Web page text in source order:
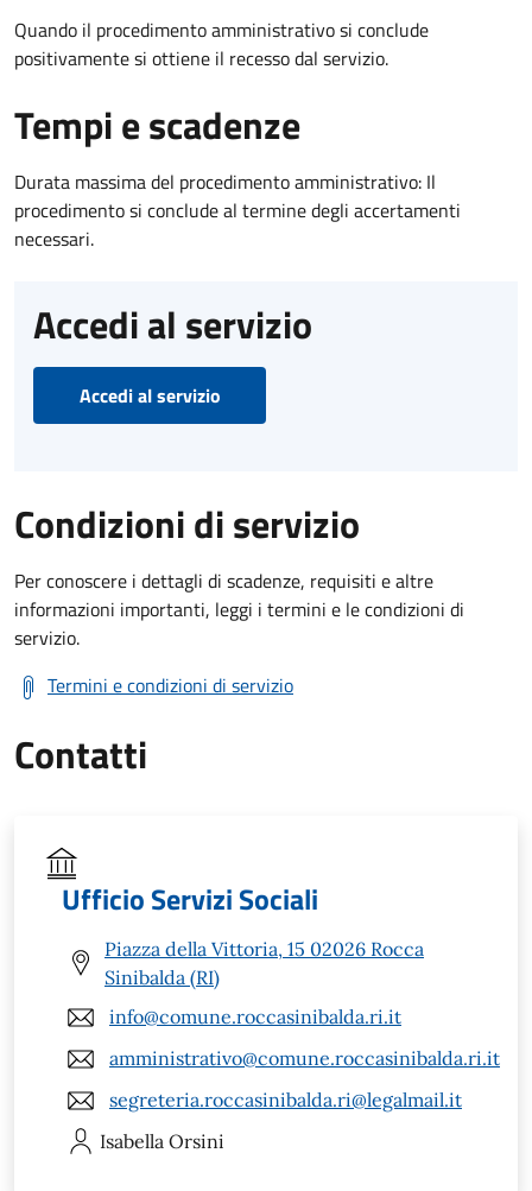
Quando il procedimento amministrativo si conclude
positivamente si ottiene il recesso dal servizio.
Tempi e scadenze
Durata massima del procedimento amministrativo: Il
procedimento si conclude al termine degli accertamenti
necessari.
Accedi al servizio
Accedi al servizio
Condizioni di servizio
Per conoscere i dettagli di scadenze, requisiti e altre
informazioni importanti, leggi i termini e le condizioni di
servizio.
Termini e condizioni di servizio
Contatti
Ufficio Servizi Sociali
Piazza della Vittoria, 15 02026 Rocca
Sinibalda (RI)
info@comune.roccasinibalda.ri.it
amministrativo@comune.roccasinibalda.ri.it
segreteria.roccasinibalda.ri@legalmail.it
Isabella Orsini